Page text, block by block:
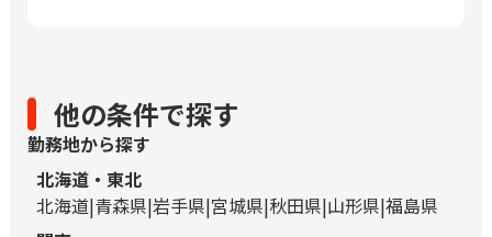
他の条件で探す
勤務地から探す
北海道・東北
北海道 青森県 岩手県 宮城県 秋田県 山形県 福島県